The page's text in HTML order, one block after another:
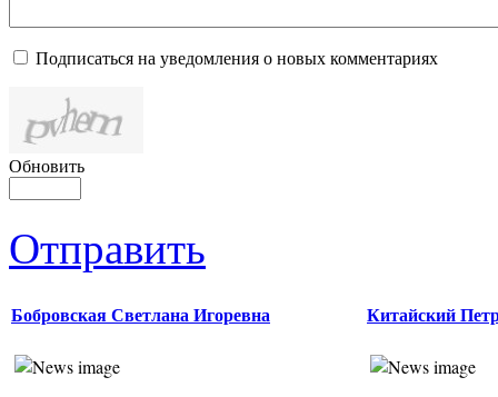
Подписаться на уведомления о новых комментариях
Обновить
Отправить
Бобровская Светлана Игоревна Китайский